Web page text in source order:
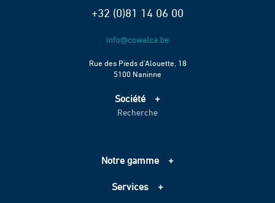
+32 (0)81 14 06 00
Rue des Pieds d’Alouette, 18
5100 Naninne
Société
Accueil
Échelle de performance CO2
Recherche
Notre gamme
Assainissement
Services